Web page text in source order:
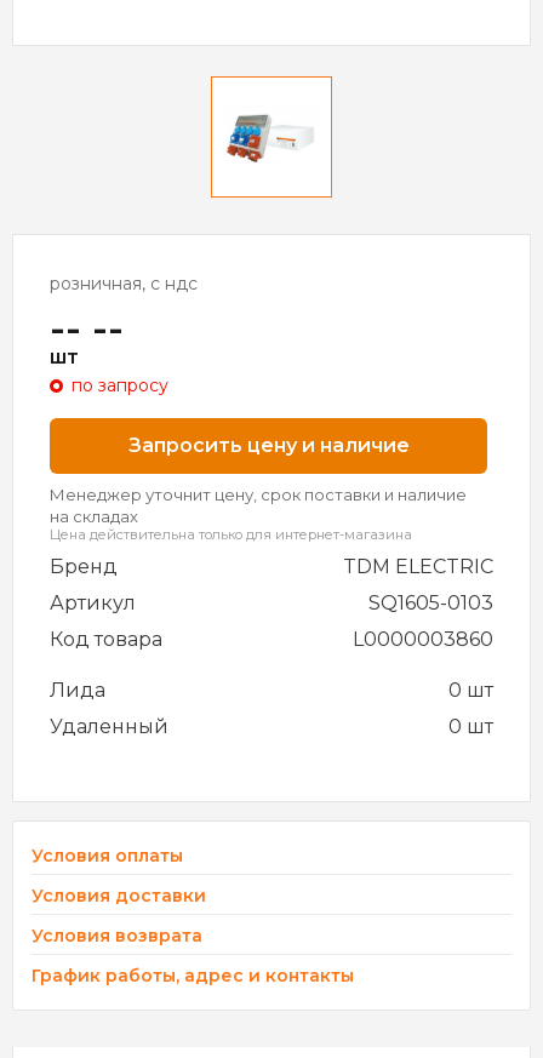
розничная, с ндс
-- --
шт
по запросу
Запросить цену и наличие
Менеджер уточнит цену, срок поставки и наличие
на складах
Цена действительна только для интернет-магазина
Бренд
TDM ELECTRIC
Артикул
SQ1605-0103
Код товара
L0000003860
Лида
0 шт
Удаленный
0 шт
Условия оплаты
Условия доставки
Условия возврата
График работы, адрес и контакты